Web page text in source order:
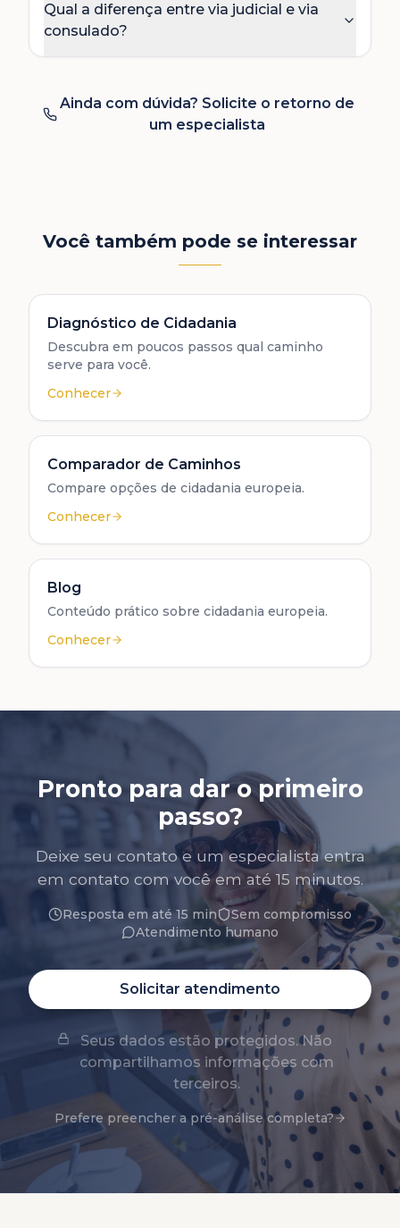
Qual a diferença entre via judicial e via
consulado?
Ainda com dúvida? Solicite o retorno de
um especialista
Você também pode se interessar
Diagnóstico de Cidadania
Descubra em poucos passos qual caminho
serve para você.
Conhecer
Comparador de Caminhos
Compare opções de cidadania europeia.
Conhecer
Blog
Conteúdo prático sobre cidadania europeia.
Conhecer
Pronto para dar o primeiro
passo?
Deixe seu contato e um especialista entra
em contato com você em até 15 minutos.
Resposta em até 15 min
Sem compromisso
Atendimento humano
Solicitar atendimento
Seus dados estão protegidos. Não
compartilhamos informações com
terceiros.
Prefere preencher a pré-análise completa?